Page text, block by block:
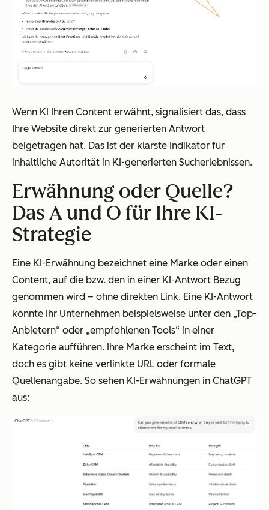
Wenn KI Ihren Content erwähnt, signalisiert das, dass
Ihre Website direkt zur generierten Antwort
beigetragen hat. Das ist der klarste Indikator für
inhaltliche Autorität in KI-generierten Sucherlebnissen.
Erwähnung oder Quelle?
Das A und O für Ihre KI-
Strategie
Eine KI-Erwähnung bezeichnet eine Marke oder einen
Content, auf die bzw. den in einer KI-Antwort Bezug
genommen wird – ohne direkten Link. Eine KI-Antwort
könnte Ihr Unternehmen beispielsweise unter den „Top-
Anbietern“ oder „empfohlenen Tools“ in einer
Kategorie aufführen. Ihre Marke erscheint im Text,
doch es gibt keine verlinkte URL oder formale
Quellenangabe. So sehen KI-Erwähnungen in ChatGPT
aus: